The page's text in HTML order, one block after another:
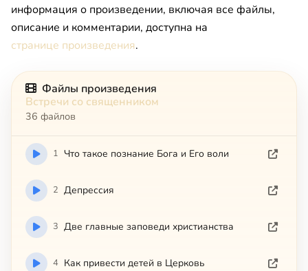
информация о произведении, включая все файлы,
описание и комментарии, доступна на
странице произведения.
Файлы произведения
Встречи со священником
36 файлов
1 Что такое познание Бога и Его воли
2 Депрессия
3 Две главные заповеди христианства
4 Как привести детей в Церковь